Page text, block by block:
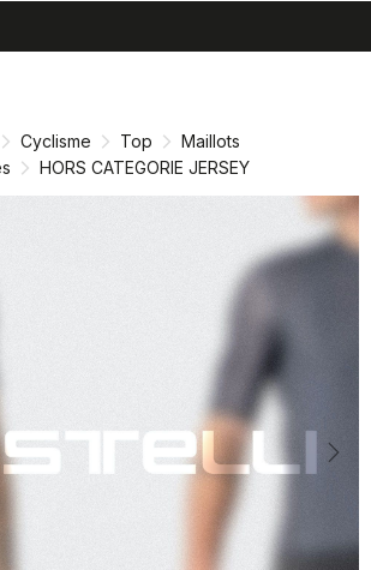
Cyclisme Top
Maillots
HORS CATEGORIE JERSEY